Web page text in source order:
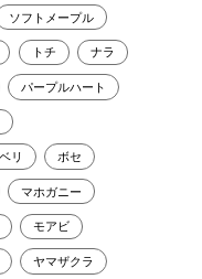
ソフトメープル
トチ ナラ
パープルハート
ベリ ボセ
マホガニー
モアビ
ヤマザクラ